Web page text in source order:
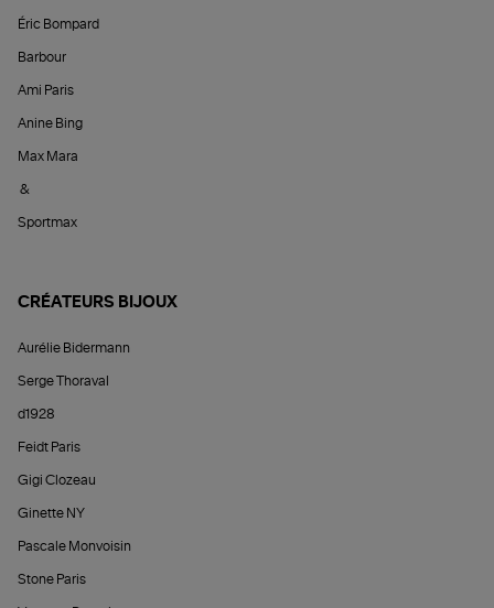
Éric Bompard
Barbour
Ami Paris
Anine Bing
Max Mara
&
Sportmax
CRÉATEURS BIJOUX
Aurélie Bidermann
Serge Thoraval
d1928
Feidt Paris
Gigi Clozeau
Ginette NY
Pascale Monvoisin
Stone Paris